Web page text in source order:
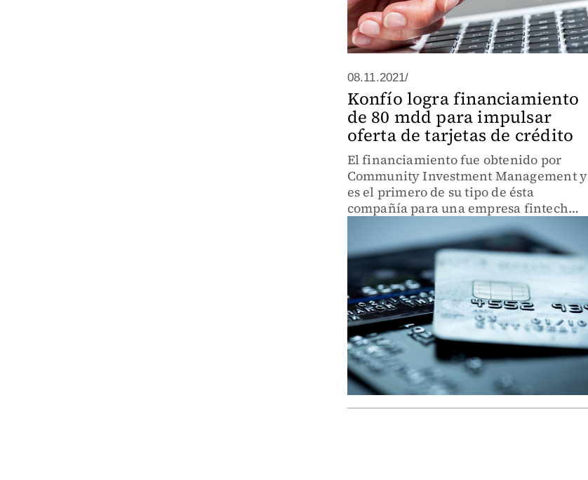
08.11.2021/
Konfío logra financiamiento
de 80 mdd para impulsar
oferta de tarjetas de crédito
El financiamiento fue obtenido por
Community Investment Management y
es el primero de su tipo de ésta
compañía para una empresa fintech